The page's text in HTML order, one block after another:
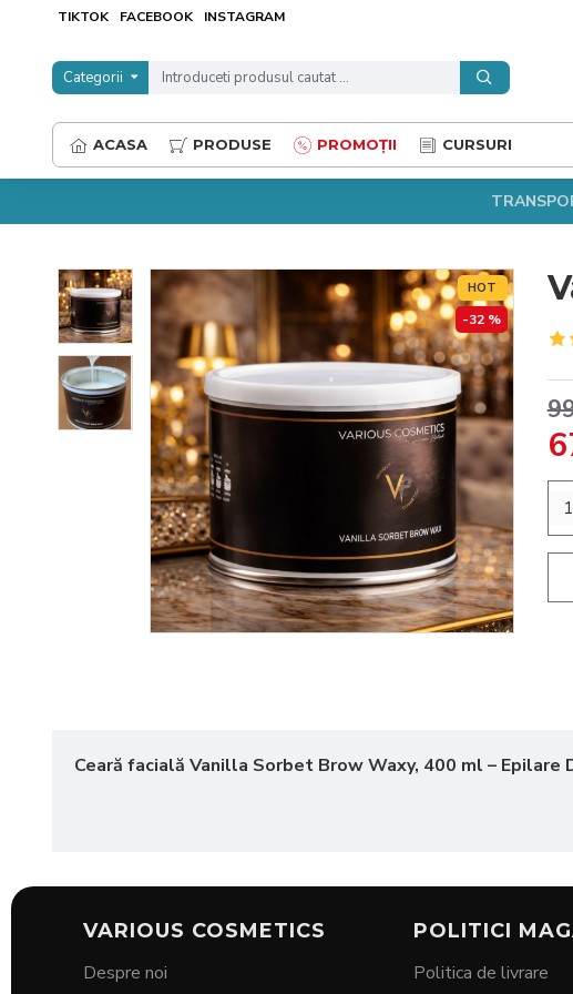
TIKTOK FACEBOOK INSTAGRAM
Categorii
ACASA PRODUSE PROMOȚII CURSURI
HOT
-32 %
Ceară facială Vanilla Sorbet Brow Waxy, 400 ml –
eficient firele de păr, oferind în același timp o experiență
Formulă blândă
care respectă pielea sensibilă, prevenind
VARIOUS COSMETICS
Despre noi
POLITICI
Politica de livrare